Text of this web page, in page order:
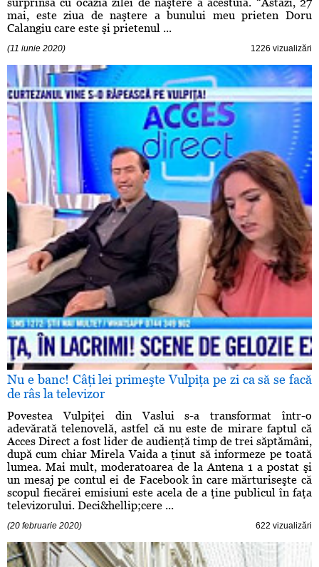
surprinsă cu ocazia zilei de naştere a acestuia. “Astăzi, 27
mai, este ziua de naştere a bunului meu prieten Doru
Calangiu care este şi prietenul ...
(11 iunie 2020) 1226 vizualizări
Nu e banc! Câţi lei primeşte Vulpiţa pe zi ca să se facă
de râs la televizor
Povestea Vulpiţei din Vaslui s-a transformat într-o
adevărată telenovelă, astfel că nu este de mirare faptul că
Acces Direct a fost lider de audienţă timp de trei săptămâni,
după cum chiar Mirela Vaida a ţinut să informeze pe toată
lumea. Mai mult, moderatoarea de la Antena 1 a postat şi
un mesaj pe contul ei de Facebook în care mărturiseşte că
scopul fiecărei emisiuni este acela de a ţine publicul în faţa
televizorului. Deci&hellip;cere ...
(20 februarie 2020) 622 vizualizări